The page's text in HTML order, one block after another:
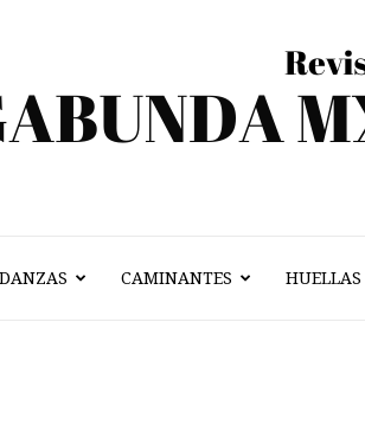
Vagabunda
CAMINANTES HUELLAS